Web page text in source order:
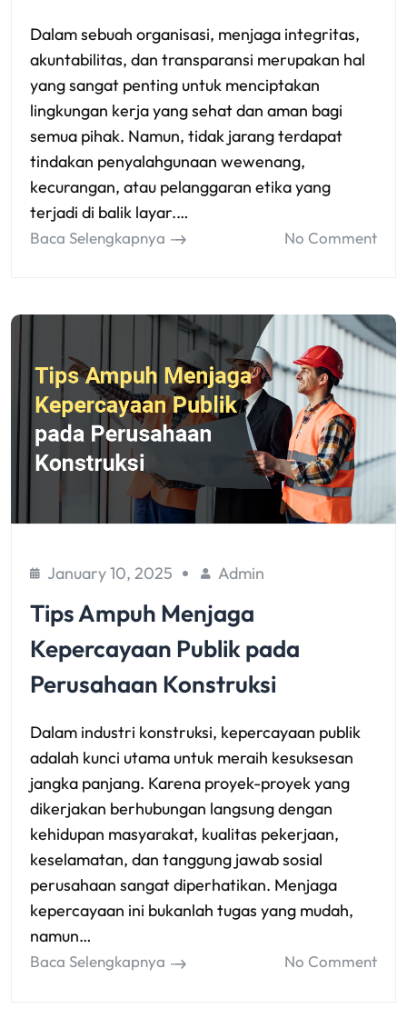
Dalam sebuah organisasi, menjaga integritas,
akuntabilitas, dan transparansi merupakan hal
yang sangat penting untuk menciptakan
lingkungan kerja yang sehat dan aman bagi
semua pihak. Namun, tidak jarang terdapat
tindakan penyalahgunaan wewenang,
kecurangan, atau pelanggaran etika yang
terjadi di balik layar.…
Baca Selengkapnya No Comment
January 10, 2025 Admin
Tips Ampuh Menjaga
Kepercayaan Publik pada
Perusahaan Konstruksi
Dalam industri konstruksi, kepercayaan publik
adalah kunci utama untuk meraih kesuksesan
jangka panjang. Karena proyek-proyek yang
dikerjakan berhubungan langsung dengan
kehidupan masyarakat, kualitas pekerjaan,
keselamatan, dan tanggung jawab sosial
perusahaan sangat diperhatikan. Menjaga
kepercayaan ini bukanlah tugas yang mudah,
namun…
Baca Selengkapnya No Comment